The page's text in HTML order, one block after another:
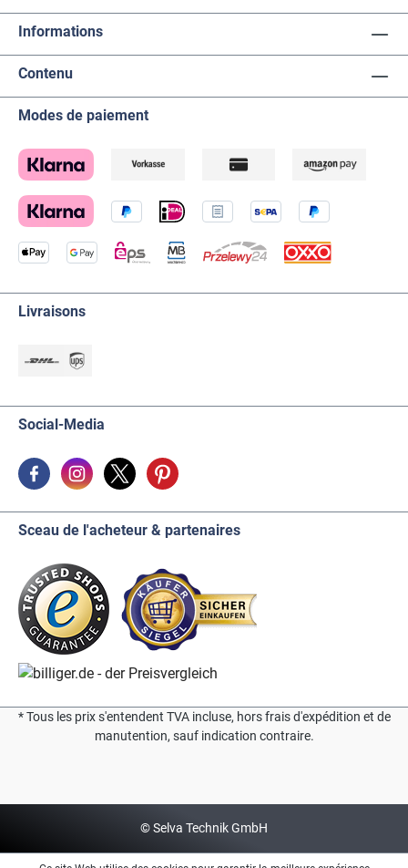
Informations
Contenu
Modes de paiement
Livraisons
Social-Media
Sceau de l'acheteur & partenaires
* Tous les prix s'entendent TVA incluse, hors frais d'expédition et de
manutention, sauf indication contraire.
© Selva Technik GmbH